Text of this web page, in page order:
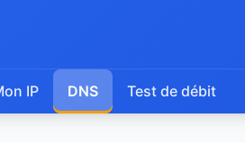
IP DNS Test de débit